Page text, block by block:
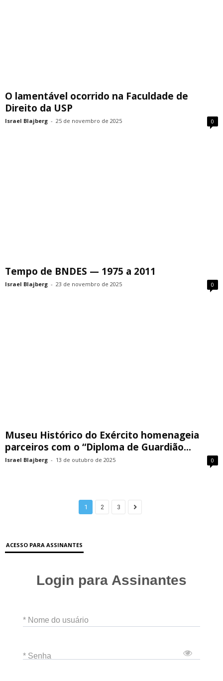
O lamentável ocorrido na Faculdade de
Direito da USP
Israel Blajberg - 25 de novembro de 2025 0
Tempo de BNDES — 1975 a 2011
Israel Blajberg - 23 de novembro de 2025 0
Museu Histórico do Exército homenageia
parceiros com o “Diploma de Guardião...
Israel Blajberg - 13 de outubro de 2025 0
1 2 3
ACESSO PARA ASSINANTES
Login para Assinantes
* Nome do usuário
* Senha